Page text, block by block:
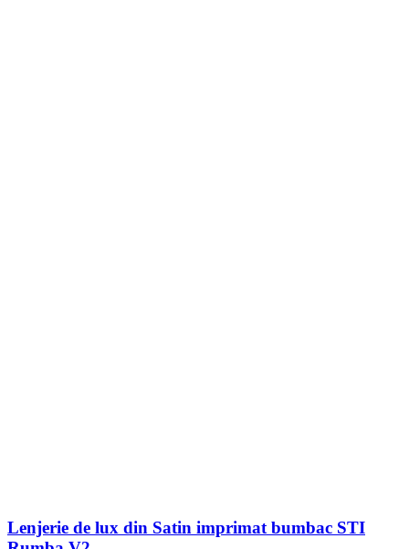
Lenjerie de lux din Satin imprimat bumbac STI